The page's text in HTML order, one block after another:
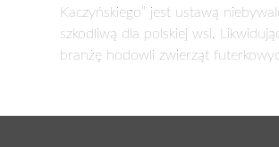
Kaczyńskiego” jest ustawą
szkodliwą dla polskiej wsi.
branżę hodowli zwierząt